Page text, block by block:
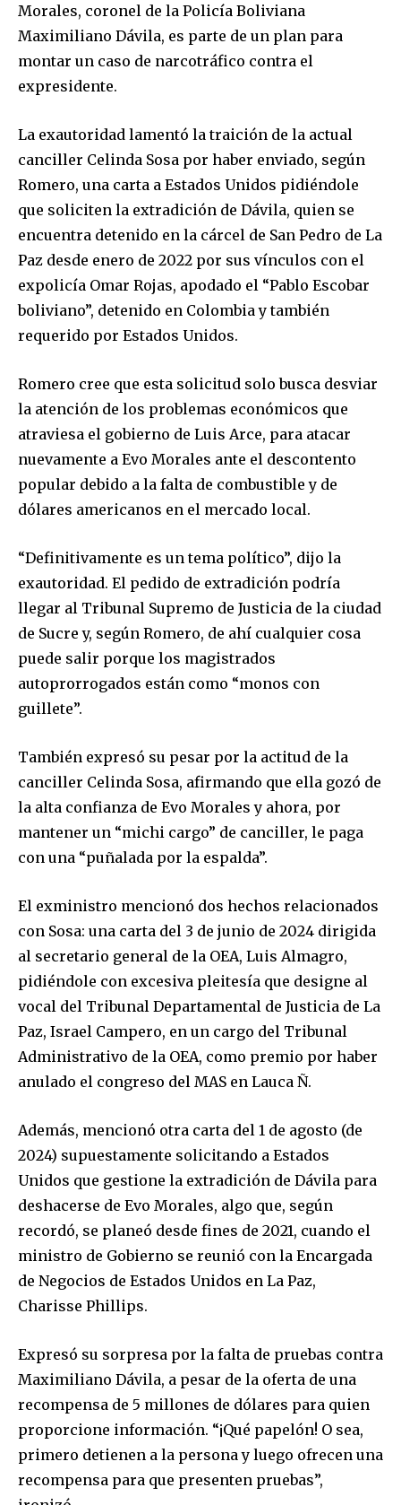
Join our community of
SUBSCRIBERS and be part of the
conversation.
To subscribe, simply enter your email address on our website
or click the subscribe button below. Don't worry, we respect
your privacy and won't spam your inbox. Your information is
SUBSCRIBE
I've read and accept the
Morales, coronel de la Policía Boliviana
Maximiliano Dávila, es parte de un plan para
montar un caso de narcotráfico contra el
expresidente.
La exautoridad lamentó la traición de la actual
canciller Celinda Sosa por haber enviado, según
Romero, una carta a Estados Unidos pidiéndole
que soliciten la extradición de Dávila, quien se
encuentra detenido en la cárcel de San Pedro de La
Paz desde enero de 2022 por sus vínculos con el
expolicía Omar Rojas, apodado el “Pablo Escobar
boliviano”, detenido en Colombia y también
requerido por Estados Unidos.
Romero cree que esta solicitud solo busca desviar
la atención de los problemas económicos que
atraviesa el gobierno de Luis Arce, para atacar
nuevamente a Evo Morales ante el descontento
popular debido a la falta de combustible y de
dólares americanos en el mercado local.
“Definitivamente es un tema político”, dijo la
exautoridad. El pedido de extradición podría
llegar al Tribunal Supremo de Justicia de la ciudad
de Sucre y, según Romero, de ahí cualquier cosa
puede salir porque los magistrados
autoprorrogados están como “monos con
guillete”.
También expresó su pesar por la actitud de la
canciller Celinda Sosa, afirmando que ella gozó de
la alta confianza de Evo Morales y ahora, por
mantener un “michi cargo” de canciller, le paga
con una “puñalada por la espalda”.
El exministro mencionó dos hechos relacionados
con Sosa: una carta del 3 de junio de 2024 dirigida
al secretario general de la OEA, Luis Almagro,
pidiéndole con excesiva pleitesía que designe al
vocal del Tribunal Departamental de Justicia de La
Paz, Israel Campero, en un cargo del Tribunal
Administrativo de la OEA, como premio por haber
anulado el congreso del MAS en Lauca Ñ.
Además, mencionó otra carta del 1 de agosto (de
2024) supuestamente solicitando a Estados
Unidos que gestione la extradición de Dávila para
deshacerse de Evo Morales, algo que, según
recordó, se planeó desde fines de 2021, cuando el
ministro de Gobierno se reunió con la Encargada
de Negocios de Estados Unidos en La Paz,
Charisse Phillips.
Expresó su sorpresa por la falta de pruebas contra
Maximiliano Dávila, a pesar de la oferta de una
recompensa de 5 millones de dólares para quien
proporcione información. “¡Qué papelón! O sea,
primero detienen a la persona y luego ofrecen una
recompensa para que presenten pruebas”,